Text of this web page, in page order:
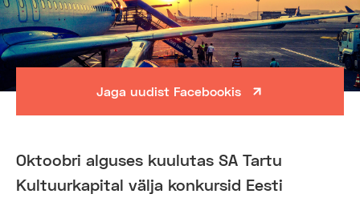
Jaga uudist Facebookis
Oktoobri alguses kuulutas SA Tartu
Kultuurkapital välja konkursid Eesti